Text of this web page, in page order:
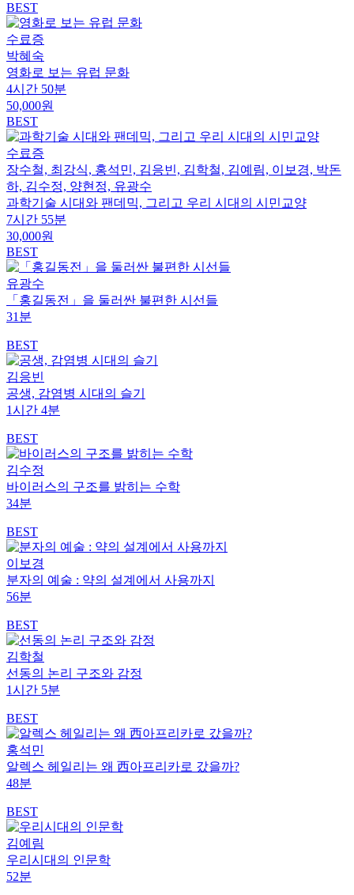
BEST
수료증
박혜숙
영화로 보는 유럽 문화
4시간 50분
50,000원
BEST
수료증
장수철, 최강식, 홍석민, 김응빈, 김학철, 김예림, 이보경, 박돈
하, 김수정, 양현정, 유광수
과학기술 시대와 팬데믹, 그리고 우리 시대의 시민교양
7시간 55분
30,000원
BEST
유광수
「홍길동전」을 둘러싼 불편한 시선들
31분
BEST
김응빈
공생, 감염병 시대의 슬기
1시간 4분
BEST
김수정
바이러스의 구조를 밝히는 수학
34분
BEST
이보경
분자의 예술 : 약의 설계에서 사용까지
56분
BEST
김학철
선동의 논리 구조와 감정
1시간 5분
BEST
홍석민
알렉스 헤일리는 왜 西아프리카로 갔을까?
48분
BEST
김예림
우리시대의 인문학
52분